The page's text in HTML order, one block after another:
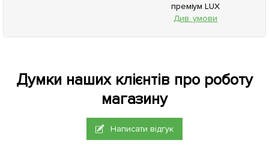
преміум LUX
Див. умови
Думки наших клієнтів про роботу
магазину
Написати відгук